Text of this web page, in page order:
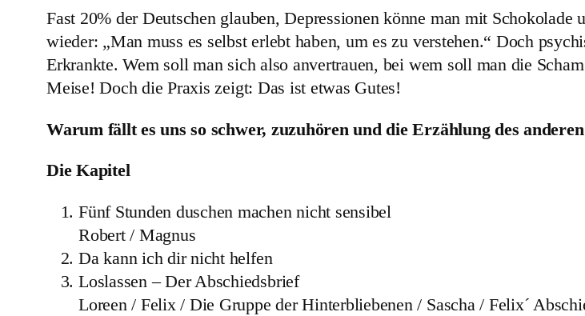
T
e
i
)
Fast 20% der Deutschen glauben, Depressionen könne man mit
wieder: „Man muss es selbst erlebt haben, um es zu verstehen.“ Doch
Erkrankte. Wem soll man sich also anvertrauen, bei wem soll man die
Meise! Doch die Praxis zeigt: Das ist etwas Gutes!
Warum fällt es uns so schwer, zuzuhören und die Erzählung des
Die Kapitel
Fünf Stunden duschen machen nicht sensibel
Robert / Magnus
Da kann ich dir nicht helfen
Loslassen – Der Abschiedsbrief
Loreen / Felix / Die Gruppe der Hinterbliebenen / Sascha / Felix´